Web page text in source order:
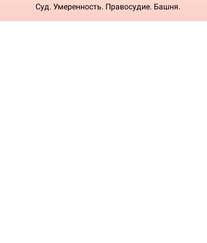
Суд. Умеренность. Правосудие. Башня.